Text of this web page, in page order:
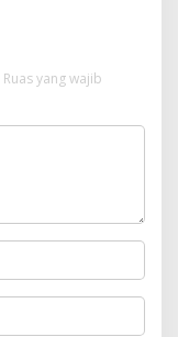
Ruas yang wajib